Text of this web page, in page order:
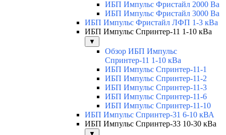
ИБП Импульс Фристайл 2000 Ва
ИБП Импульс Фристайл 3000 Ва
ИБП Импульс Фристайл ЛФП 1-3 кВа
ИБП Импульс Спринтер-11 1-10 кВа
▼
Обзор ИБП Импульс
Спринтер-11 1-10 кВа
ИБП Импульс Спринтер-11-1
ИБП Импульс Спринтер-11-2
ИБП Импульс Спринтер-11-3
ИБП Импульс Спринтер-11-6
ИБП Импульс Спринтер-11-10
ИБП Импульс Спринтер-31 6-10 кВА
ИБП Импульс Спринтер-33 10-30 кВа